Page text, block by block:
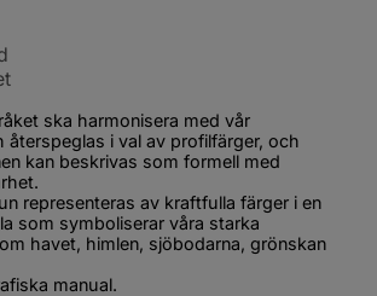
ska harmonisera med vår
återspeglas i val av profilfärger, och
kan beskrivas som formell med
representeras av kraftfulla färger i en
som symboliserar våra starka
havet, himlen, sjöbodarna, grönskan
manual.